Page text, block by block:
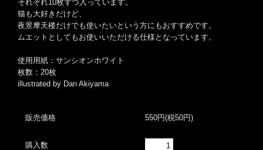
それぞれ10枚ずつ入っています。
猫も大好きだけど、
夜景摩天楼だけでも使いたいという方にもおすすめです。
ムエットとしてもお使いいただける仕様となっています。
使用用紙：サンシオンホワイト
枚数：20枚
illustrated by Dan Akiyama
販売価格 550円(税50円)
購入数